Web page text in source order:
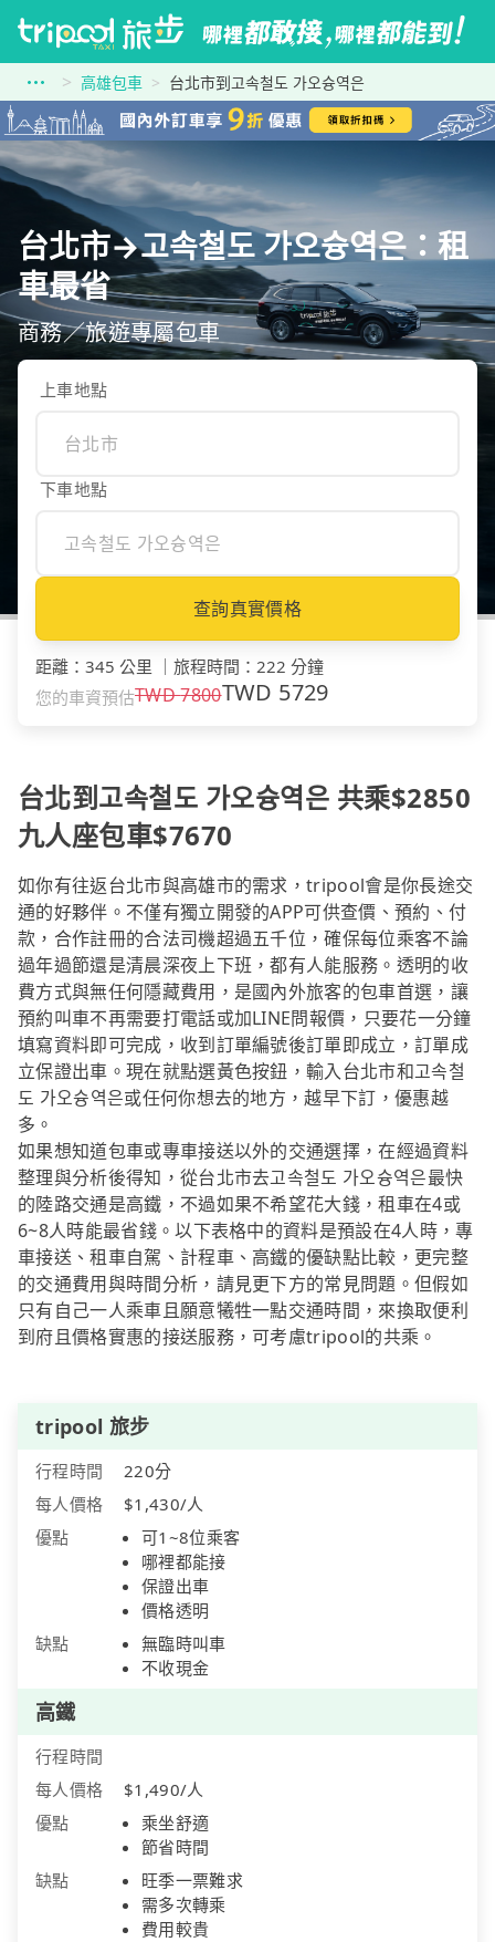
高雄包車 台北市到고속철도 가오슝역은
台北市→고속철도 가오슝역은：租
車最省
商務／旅遊專屬包車
上車地點
下車地點
查詢真實價格
距離 ： 345 公里 旅程時間 ： 222 分鐘
您的車資預估TWD7800TWD 5729
台北到고속철도 가오슝역은 共乘$2850
九人座包車$7670
如你有往返台北市與高雄市的需求，tripool會是你長途交
通的好夥伴。不僅有獨立開發的APP可供查價、預約、付
款，合作註冊的合法司機超過五千位，確保每位乘客不論
過年過節還是清晨深夜上下班，都有人能服務。透明的收
費方式與無任何隱藏費用，是國內外旅客的包車首選，讓
預約叫車不再需要打電話或加LINE問報價，只要花一分鐘
填寫資料即可完成，收到訂單編號後訂單即成立，訂單成
立保證出車。現在就點選黃色按鈕，輸入台北市和고속철
도 가오슝역은或任何你想去的地方，越早下訂，優惠越
多。
如果想知道包車或專車接送以外的交通選擇，在經過資料
整理與分析後得知，從台北市去고속철도 가오슝역은最快
的陸路交通是高鐵，不過如果不希望花大錢，租車在4或
6~8人時能最省錢。以下表格中的資料是預設在4人時，專
車接送、租車自駕、計程車、高鐵的優缺點比較，更完整
的交通費用與時間分析，請見更下方的常見問題。但假如
只有自己一人乘車且願意犧牲一點交通時間，來換取便利
到府且價格實惠的接送服務，可考慮tripool的共乘。
tripool 旅步
行程時間
220分
每人價格
$1,430/人
優點
可1~8位乘客
哪裡都能接
保證出車
價格透明
缺點
無臨時叫車
不收現金
高鐵
行程時間
每人價格
$1,490/人
優點
乘坐舒適
節省時間
缺點
旺季一票難求
需多次轉乘
費用較貴